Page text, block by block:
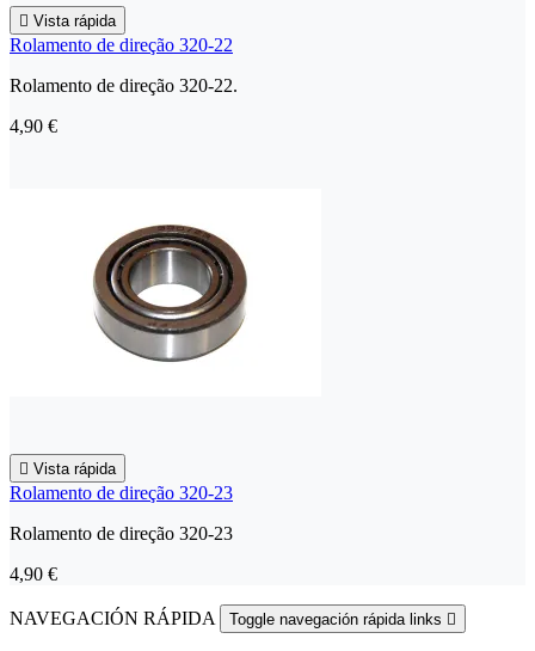
 Vista rápida
Rolamento de direção 320-22
Rolamento de direção 320-22.
4,90 €
 Vista rápida
Rolamento de direção 320-23
Rolamento de direção 320-23
4,90 €
NAVEGACIÓN RÁPIDA Toggle navegación rápida links 